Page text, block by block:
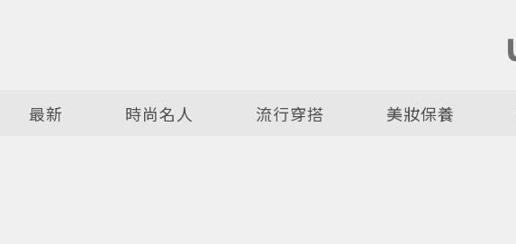
最新 時尚名人 流行穿搭 美妝保養